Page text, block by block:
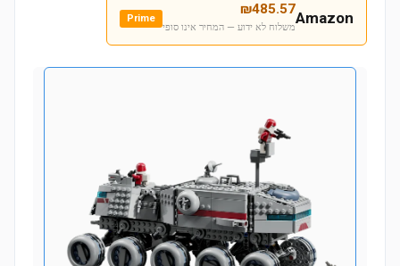
Amazon
₪485.57
משלוח לא ידוע — המחיר אינו סופי
Prime